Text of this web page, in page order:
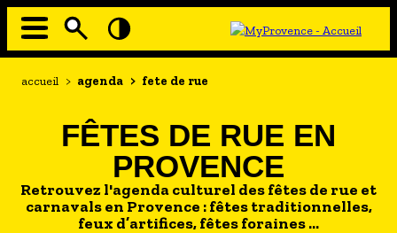
Aller
Navigation
EN MODE ECO
AU GRAND AIR
PASSEZ À TABLE
SOUS TOUTES LES COUTUMES
Fil
accueil > agenda > fete de rue
FÊTES DE RUE EN
PROVENCE
Retrouvez l'agenda culturel des fêtes de rue et
carnavals en Provence : fêtes traditionnelles,
feux d’artifices, fêtes foraines ...